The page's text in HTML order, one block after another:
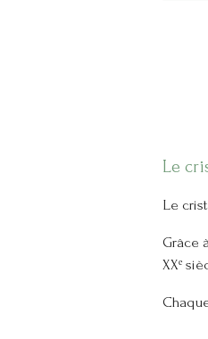
Le
Le
Grâce
XXᵉ